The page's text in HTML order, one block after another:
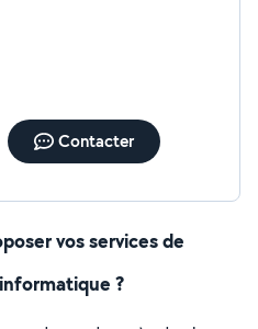
de tous vos
Contacter
vos services de
?